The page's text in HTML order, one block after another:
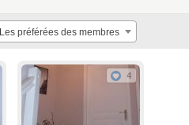
Les préférées des membres
4